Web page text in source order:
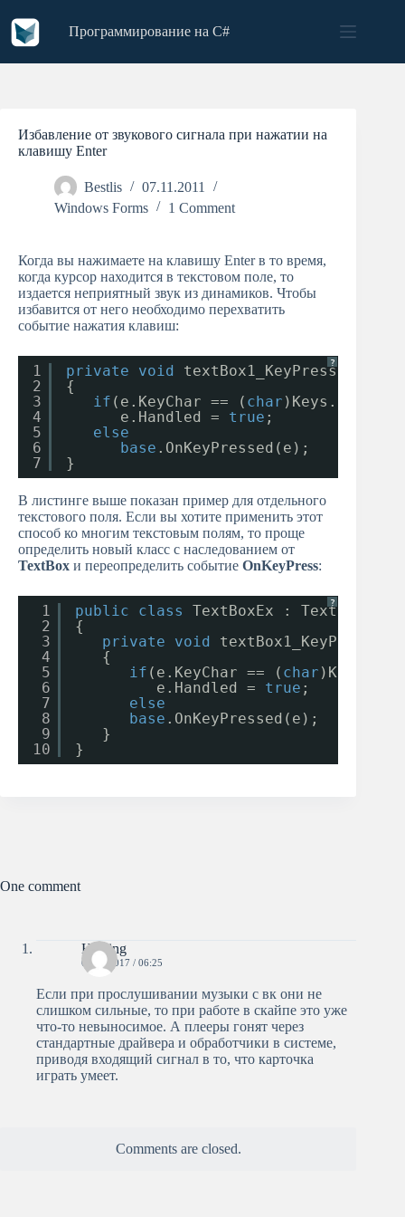
content
Программирование на C#
Избавление от звукового сигнала при нажатии на
клавишу Enter
Bestlis
07.11.2011
Windows Forms
1 Comment
Когда вы нажимаете на клавишу Enter в то время,
когда курсор находится в текстовом поле, то
издается неприятный звук из динамиков. Чтобы
избавится от него необходимо перехватить
событие нажатия клавиш:
?
1
2
3
4
5
6
7
private void textBox1_KeyPress(
{
if (e.KeyChar == ( char )Keys.Enter)
e.Handled = true ;
else
base .OnKeyPressed(e);
}
В листинге выше показан пример для отдельного
текстового поля. Если вы хотите применить этот
способ ко многим текстовым полям, то проще
определить новый класс с наследованием от
TextBox и переопределить событие OnKeyPress:
?
1
2
3
4
5
6
7
8
9
10
public class
TextBoxEx : TextBox
{
private
void textBox1_KeyPress(
{
if (e.KeyChar == ( char
e.Handled = true ;
else
base .OnKeyPressed(e);
}
}
One comment
Hosting
04.04.2017 / 06:25
Если при прослушивании музыки с вк они не
слишком сильные, то при работе в скайпе это уже
что-то невыносимое. А плееры гонят через
стандартные драйвера и обработчики в системе,
приводя входящий сигнал в то, что карточка
играть умеет.
Comments are closed.